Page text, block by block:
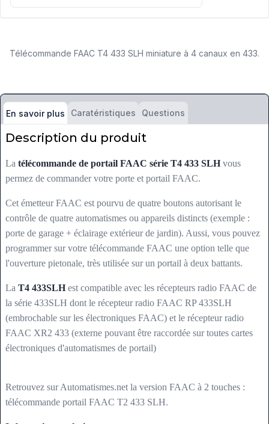
Télécommande FAAC T4 433 SLH miniature à 4 canaux en 433.
En savoir plus Caratéristiques Questions
Description du produit
La télécommande de portail FAAC série T4 433 SLHvous
permez de commander votre porte et portail FAAC.
Cet émetteur FAAC est pourvu de quatre boutons autorisant le
contrôle de quatre automatismes ou appareils distincts (exemple :
porte de garage + éclairage extérieur de jardin). Aussi, vous pouvez
programmer sur votre télécommande FAAC une option telle que
l'ouverture pietonale, très utilisée sur un portail à deux battants.
La T4 433SLHest compatible avec les récepteurs radio FAAC de
la série 433SLH dont le récepteur radio FAAC RP 433SLH
(embrochable sur les électroniques FAAC) et le récepteur radio
FAAC XR2 433 (externe pouvant être raccordée sur toutes cartes
électroniques d'automatismes de portail)
Retrouvez sur Automatismes.net la version FAAC à 2 touches :
télécommande portail FAAC T2 433 SLH.